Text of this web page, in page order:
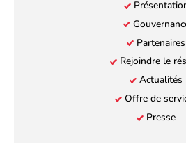
Partenaires
Rejoindre le
Actualités
Offre de
Presse